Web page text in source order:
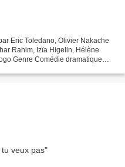
Eric Toledano, Olivier Nakache
Rahim, Izïa Higelin, Hélène
Genre Comédie dramatique